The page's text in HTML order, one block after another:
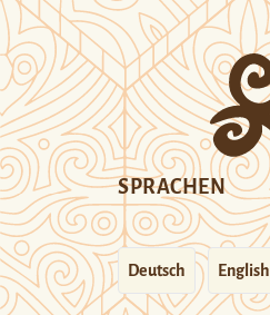
SPRACHEN
Deutsch English